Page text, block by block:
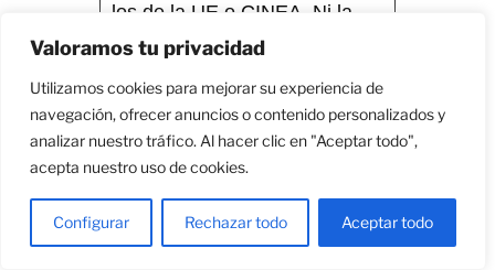
Valoramos tu privacidad
Utilizamos cookies para mejorar su experiencia de
navegación, ofrecer anuncios o contenido personalizados y
analizar nuestro tráfico. Al hacer clic en "Aceptar todo",
acepta nuestro uso de cookies.
Configurar Rechazar todo Aceptar todo
los de la UE o CINEA. Ni la
Unión Europea ni la autoridad
financiadora pueden ser
consideradas responsables de
ellos.